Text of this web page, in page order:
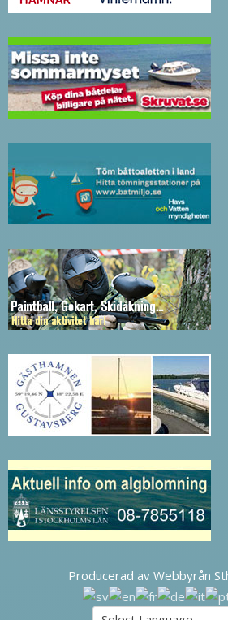
Producerad av Webbyrån